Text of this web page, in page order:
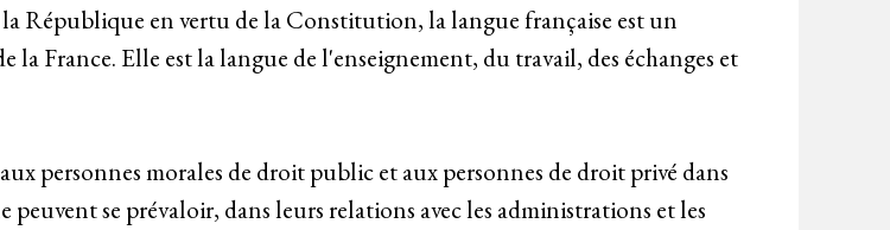
République en vertu de la Constitution, la langue française est un
France. Elle est la langue de l'enseignement, du travail, des échanges et
personnes morales de droit public et aux personnes de droit privé dans
se prévaloir, dans leurs relations avec les administrations et les